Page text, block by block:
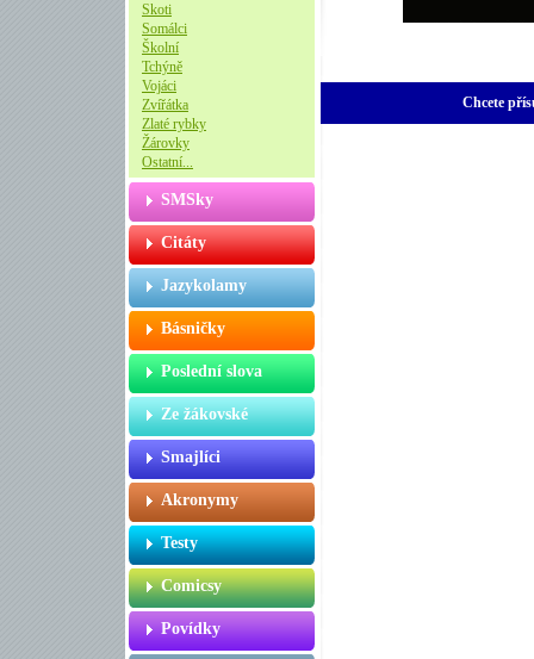
Skoti
Somálci
Školní
Tchýně
Vojáci
Zvířátka
Zlaté rybky
Žárovky
Ostatní...
SMSky
Citáty
Jazykolamy
Básničky
Poslední slova
Ze žákovské
Smajlíci
Akronymy
Testy
Comicsy
Povídky
Chcete